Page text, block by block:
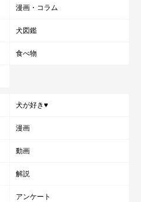
漫画・コラム
犬図鑑
食べ物
犬が好き♥
漫画
動画
解説
アンケート